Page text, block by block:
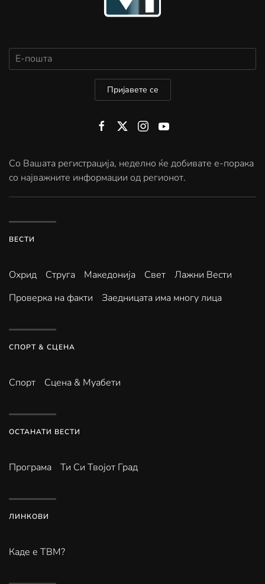
Пријавете се
Со Вашата регистрација, неделно ќе добивате е-порака
со најважните информации од регионот.
ВЕСТИ
Охрид Струга Македонија Свет
Лажни Вести
Проверка на факти
Заедницата има многу лица
СПОРТ & СЦЕНА
Спорт Сцена & Муабети
ОСТАНАТИ ВЕСТИ
Програма Ти Си Твојот Град
ЛИНКОВИ
Каде е ТВМ?